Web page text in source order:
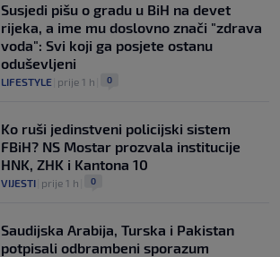
Susjedi pišu o gradu u BiH na devet
rijeka, a ime mu doslovno znači "zdrava
voda": Svi koji ga posjete ostanu
oduševljeni
LIFESTYLE prije 1 h 0
Ko ruši jedinstveni policijski sistem
FBiH? NS Mostar prozvala institucije
HNK, ZHK i Kantona 10
VIJESTI prije 1 h 0
Saudijska Arabija, Turska i Pakistan
potpisali odbrambeni sporazum